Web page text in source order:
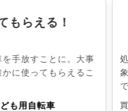
もらえる！
手放すことに。大事
に使ってもらえるこ
も用自転車